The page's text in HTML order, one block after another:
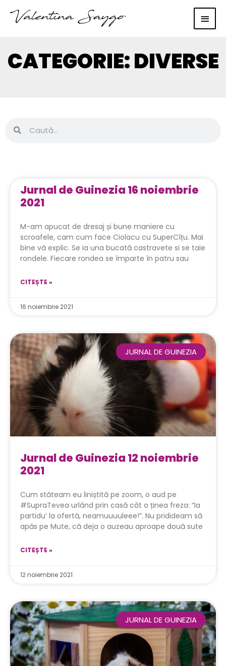
Main
CATEGORIE: DIVERSE
Jurnal de Guinezia 16 noiembrie
2021
M-am apucat de dresaj și bune maniere cu
scroafele, cam cum face Ciolacu cu SuperCîțu. Mai
bine vă explic. Se ia una bucată castravete si se taie
rondele. Fiecare rondea se împarte în patru sau
CITEȘTE »
16 noiembrie 2021
JURNAL DE GUINEZIA
Jurnal de Guinezia 12 noiembrie
2021
Cum stăteam eu liniștită pe zoom, o aud pe
#SupraTevea urlând prin casă cât o ținea freza: “Ia
partidu’ la ofertă, neamuuuuleee!”. Nu pridideam să
apăs pe Mute, că deja o auzeau aproape două sute
CITEȘTE »
12 noiembrie 2021
JURNAL DE GUINEZIA
PagePage PagePage Page